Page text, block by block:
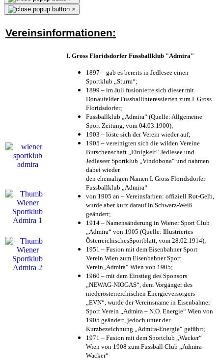
×
Vereinsinformationen:
I. Gross Floridsdorfer Fussballklub "Admira"
1897 – gab es bereits in Jedlesee einen
Sportklub „Sturm“;
1899 – im Juli fusionierte sich dieser mit
Donaufelder Fussballinteressierten zum I. Gross
Floridsdorfer;
Fussballklub „Admira“ (Quelle: Allgemeine
Sport Zeitung, vom 04.03.1900);
1903 – löste sich der Verein wieder auf;
1905 – vereinigten sich die wilden Vereine
Burschenschaft „Einigkeit“ Jedlesee und
Jedleseer Sportklub „Vindobona“ und nahmen
dabei wieder
den ehemaligen Namen I. Gross Floridsdorfer
Fussballklub „Admira“
von 1905 an – Vereinsfarben: offiziell Rot-Gelb,
wurde aber kurz darauf in Schwarz-Weiß
geändert;
1914 – Namensänderung in Wiener Sport Club
„Admira“ von 1905 (Quelle: Illustriertes
ÖsterreichischesSportblatt, vom 28.02.1914);
1951 – Fusion mit dem Eisenbahner Sport
Verein Wien zum Eisenbahner Sport
Verein„Admira“ Wien von 1905;
1960 – mit dem Einstieg des Sponsors
„NEWAG-NIOGAS“, dem Vorgänger des
niederösterreichischen Energieversorgers
„EVN“, wurde der Vereinsname in Eisenbahner
Sport Verein „Admira – N.Ö. Energie“ Wien von
1905 geändert, jedoch unter der
Kurzbezeichnung „Admira-Energie“ geführt;
1971 – Fusion mit dem Sportclub „Wacker“
Wien von 1908 zum Fussball Club „Admira-
Wacker“